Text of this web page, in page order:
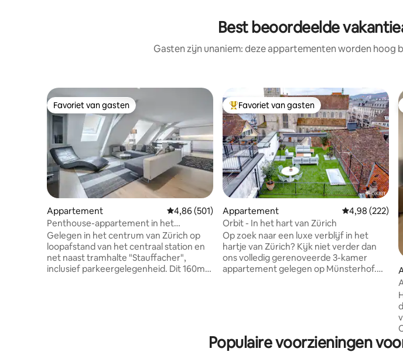
Best beoordeelde
Gasten zijn unaniem: deze appartementen worden hoog
Favoriet van gasten
Favoriet van gasten
Appartement Gemiddelde beoordeling van 4,86 op 5, 501 recensies
4,86 (501)
Penthouse-appartement in het
centrum, inclusief parkeren
Gelegen in het centrum van Zürich op
loopafstand van het centraal station en
net naast tramhalte "Stauffacher",
inclusief parkeergelegenheid. Dit 160m2
Topfavoriet van gasten
Favoriet van gasten
Appartement Gemiddelde
4,98 (222)
Orbit - In het hart van Zürich
Op zoek naar een luxe verblijf in het
hartje van Zürich? Kijk niet verder dan
ons volledig gerenoveerde 3-kamer
appartement gelegen op Münsterhof.
verkennen. Gelegen naast de
Fraumünsterkerk en de beroemde
Populaire voorzieningen